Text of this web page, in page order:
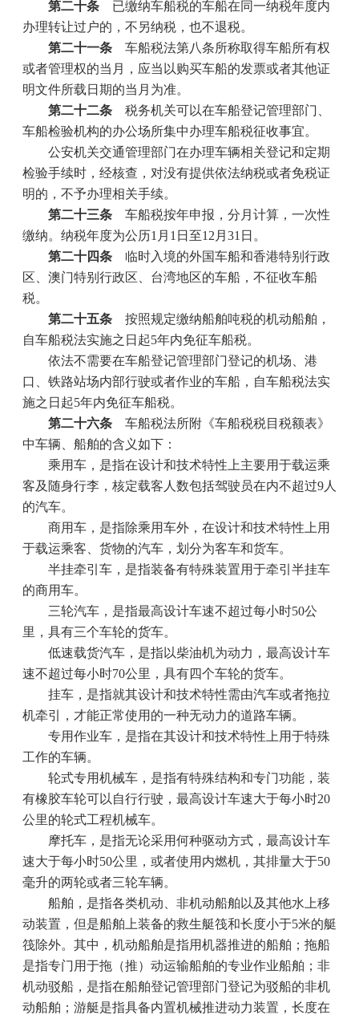
第二十条 已缴纳车船税的车船在同一纳税年度内
办理转让过户的，不另纳税，也不退税。
第二十一条 车船税法第八条所称取得车船所有权
或者管理权的当月，应当以购买车船的发票或者其他证
明文件所载日期的当月为准。
第二十二条 税务机关可以在车船登记管理部门、
车船检验机构的办公场所集中办理车船税征收事宜。
公安机关交通管理部门在办理车辆相关登记和定期
检验手续时，经核查，对没有提供依法纳税或者免税证
明的，不予办理相关手续。
第二十三条 车船税按年申报，分月计算，一次性
缴纳。纳税年度为公历1 月 1 日至12 月 31 日。
第二十四条 临时入境的外国车船和香港特别行政
区、澳门特别行政区、台湾地区的车船，不征收车船
税。
第二十五条 按照规定缴纳船舶吨税的机动船舶，
自车船税法实施之日起5年内免征车船税。
依法不需要在车船登记管理部门登记的机场、港
口、铁路站场内部行驶或者作业的车船，自车船税法实
施之日起5年内免征车船税。
第二十六条 车船税法所附《车船税税目税额表》
中车辆、船舶的含义如下：
乘用车，是指在设计和技术特性上主要用于载运乘
客及随身行李，核定载客人数包括驾驶员在内不超过9 人
的汽车。
商用车，是指除乘用车外，在设计和技术特性上用
于载运乘客、货物的汽车，划分为客车和货车。
半挂牵引车，是指装备有特殊装置用于牵引半挂车
的商用车。
三轮汽车，是指最高设计车速不超过每小时50公
里，具有三个车轮的货车。
低速载货汽车，是指以柴油机为动力，最高设计车
速不超过每小时70公里，具有四个车轮的货车。
挂车，是指就其设计和技术特性需由汽车或者拖拉
机牵引，才能正常使用的一种无动力的道路车辆。
专用作业车，是指在其设计和技术特性上用于特殊
工作的车辆。
轮式专用机械车，是指有特殊结构和专门功能，装
有橡胶车轮可以自行行驶，最高设计车速大于每小时20
公里的轮式工程机械车。
摩托车，是指无论采用何种驱动方式，最高设计车
速大于每小时50公里，或者使用内燃机，其排量大于50
毫升的两轮或者三轮车辆。
船舶，是指各类机动、非机动船舶以及其他水上移
动装置，但是船舶上装备的救生艇筏和长度小于5米的艇
筏除外。其中，机动船舶是指用机器推进的船舶；拖船
是指专门用于拖（推）动运输船舶的专业作业船舶；非
机动驳船，是指在船舶登记管理部门登记为驳船的非机
动船舶；游艇是指具备内置机械推进动力装置，长度在